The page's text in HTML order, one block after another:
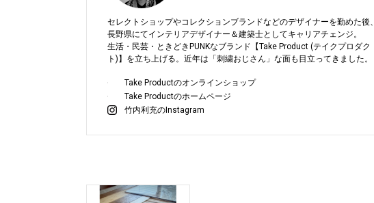
セレクトショップやコレクションブランドなどのデザイナーを勤めた後、
長野県にてインテリアデザイナー＆建築士としてキャリアチェンジ。
生活・民芸・ときどきPUNKなブランド【Take Product (テイクプロダク
ト)】を立ち上げる。近年は「刺繍おじさん」な面も目立ってきました。
Take Productのオンラインショップ
Take Productのホームページ
竹内利充のInstagram